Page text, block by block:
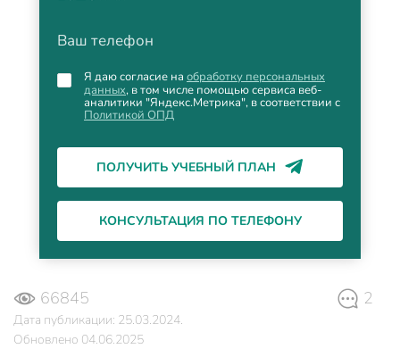
66845 2
Дата публикации: 25.03.2024.
Обновлено 04.06.2025
Ваш телефон
Я даю согласие на обработку персональных
данных, в том числе помощью сервиса веб-
аналитики "Яндекс.Метрика", в соответствии с
Политикой ОПД
ПОЛУЧИТЬ УЧЕБНЫЙ ПЛАН
КОНСУЛЬТАЦИЯ ПО ТЕЛЕФОНУ